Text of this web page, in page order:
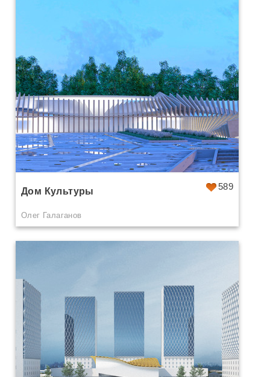
589
Дом Культуры
Олег Галаганов